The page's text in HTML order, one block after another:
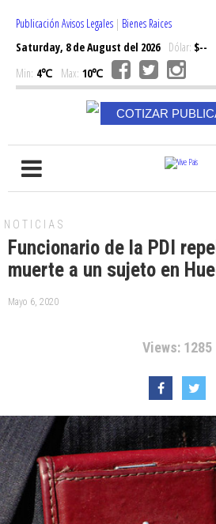
Publicación Avisos Legales | Bienes Raices
Saturday, 8 de August del 2026Dólar: $--
Min: 4℃ Max: 10℃
COTIZAR
NOTICIAS
Funcionario de la PDI
muerte a un sujeto en
Mayo 6, 2020
Views: 1285